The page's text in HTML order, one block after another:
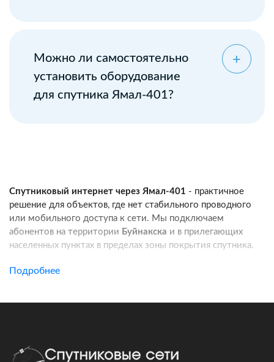
Можно ли самостоятельно
установить оборудование
для спутника Ямал-401?
Спутниковый интернет через Ямал-401 - практичное
решение для объектов, где нет стабильного проводного
или мобильного доступа к сети. Мы подключаем
абонентов на территории Буйнакска и в прилегающих
населенных пунктах в пределах зоны покрытия спутника.
Услуга подходит для частных домов, дач, фермерских
и онлайн-сервисов.
Подробнее